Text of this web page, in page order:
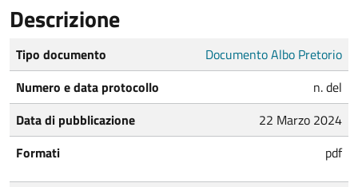
Descrizione
Tipo documento
Documento Albo Pretorio
Numero e data protocollo
n. del
Data di pubblicazione
22 Marzo 2024
Formati
pdf